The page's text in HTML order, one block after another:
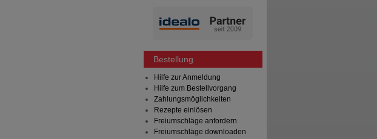
Bestellung
Hilfe zur Anmeldung
Hilfe zum Bestellvorgang
Zahlungsmöglichkeiten
Rezepte einlösen
Freiumschläge anfordern
Freiumschläge downloaden